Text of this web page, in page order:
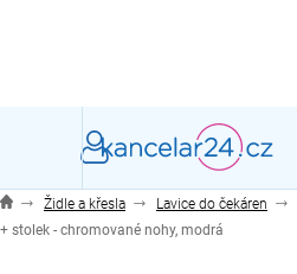
Židle a křesla Lavice do čekáren
+ stolek - chromované nohy, modrá